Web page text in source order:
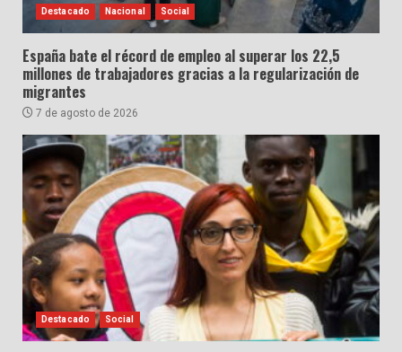
Destacado Nacional Social
España bate el récord de empleo al superar los 22,5
millones de trabajadores gracias a la regularización de
migrantes
7 de agosto de 2026
Destacado Social